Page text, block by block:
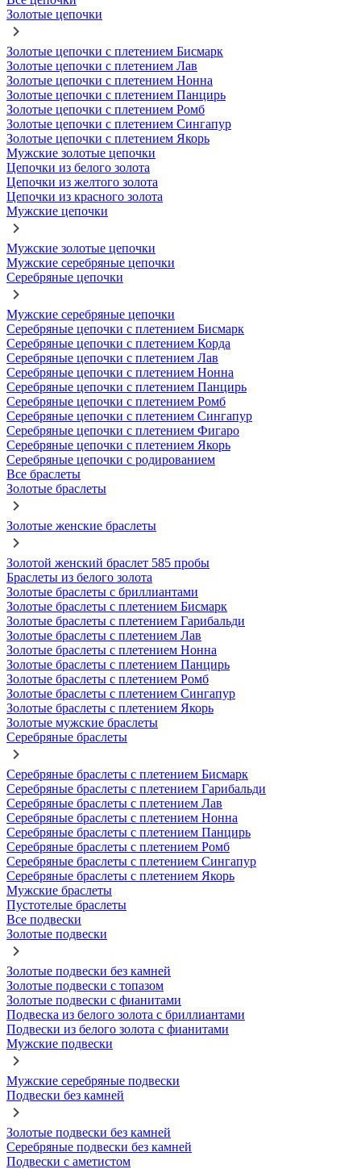
Золотые цепочки
Золотые цепочки с плетением Бисмарк
Золотые цепочки с плетением Лав
Золотые цепочки с плетением Нонна
Золотые цепочки с плетением Панцирь
Золотые цепочки с плетением Ромб
Золотые цепочки с плетением Сингапур
Золотые цепочки с плетением Якорь
Мужские золотые цепочки
Цепочки из белого золота
Цепочки из желтого золота
Цепочки из красного золота
Мужские цепочки
Мужские золотые цепочки
Мужские серебряные цепочки
Серебряные цепочки
Мужские серебряные цепочки
Серебряные цепочки с плетением Бисмарк
Серебряные цепочки с плетением Корда
Серебряные цепочки с плетением Лав
Серебряные цепочки с плетением Нонна
Серебряные цепочки с плетением Панцирь
Серебряные цепочки с плетением Ромб
Серебряные цепочки с плетением Сингапур
Серебряные цепочки с плетением Фигаро
Серебряные цепочки с плетением Якорь
Серебряные цепочки с родированием
Все браслеты
Золотые браслеты
Золотые женские браслеты
Золотой женский браслет 585 пробы
Браслеты из белого золота
Золотые браслеты с бриллиантами
Золотые браслеты с плетением Бисмарк
Золотые браслеты с плетением Гарибальди
Золотые браслеты с плетением Лав
Золотые браслеты с плетением Нонна
Золотые браслеты с плетением Панцирь
Золотые браслеты с плетением Ромб
Золотые браслеты с плетением Сингапур
Золотые браслеты с плетением Якорь
Золотые мужские браслеты
Серебряные браслеты
Серебряные браслеты с плетением Бисмарк
Серебряные браслеты с плетением Гарибальди
Серебряные браслеты с плетением Лав
Серебряные браслеты с плетением Нонна
Серебряные браслеты с плетением Панцирь
Серебряные браслеты с плетением Ромб
Серебряные браслеты с плетением Сингапур
Серебряные браслеты с плетением Якорь
Мужские браслеты
Пустотелые браслеты
Все подвески
Золотые подвески
Золотые подвески без камней
Золотые подвески с топазом
Золотые подвески с фианитами
Подвеска из белого золота с бриллиантами
Подвески из белого золота с фианитами
Мужские подвески
Мужские серебряные подвески
Подвески без камней
Золотые подвески без камней
Серебряные подвески без камней
Подвески с аметистом